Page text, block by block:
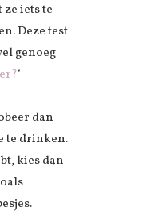
iets te
Deze test
genoeg
‘
dan
te drinken.
kies dan